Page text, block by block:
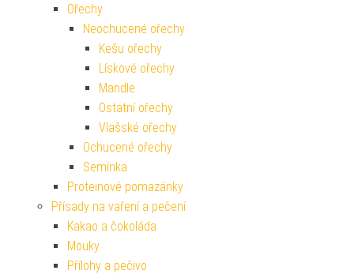
Ořechy
Neochucené ořechy
Kešu ořechy
Lískové ořechy
Mandle
Ostatní ořechy
Vlašské ořechy
Ochucené ořechy
Semínka
Proteinové pomazánky
Přísady na vaření a pečení
Kakao a čokoláda
Mouky
Přílohy a pečivo